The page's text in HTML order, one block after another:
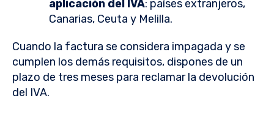
aplicación del IVA: países extranjeros,
Canarias, Ceuta y Melilla.
Cuando la factura se considera impagada y se
cumplen los demás requisitos, dispones de un
plazo de tres meses para reclamar la devolución
del IVA.